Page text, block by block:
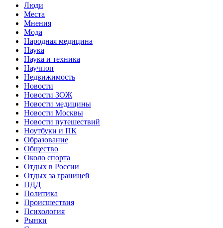
Люди
Места
Мнения
Мода
Народная медицина
Наука
Наука и техника
Научпоп
Недвижимость
Новости
Новости ЗОЖ
Новости медицины
Новости Москвы
Новости путешествий
Ноутбуки и ПК
Образование
Общество
Около спорта
Отдых в России
Отдых за границей
ПДД
Политика
Происшествия
Психология
Рынки